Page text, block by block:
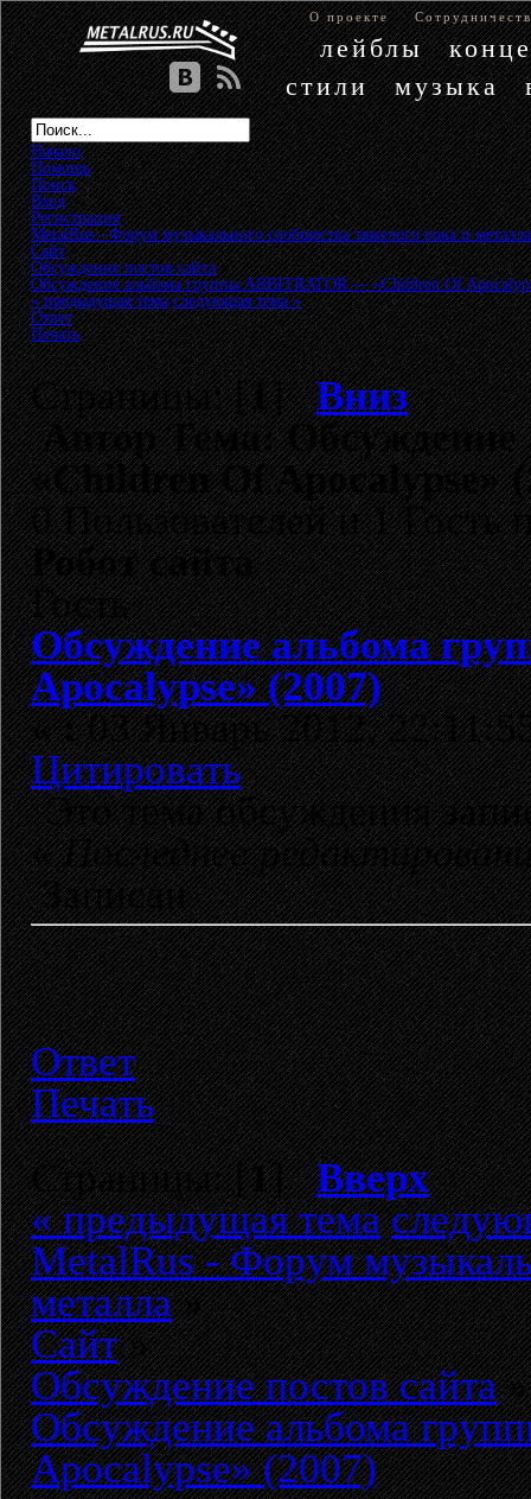
О проекте
лейблы
стили
музыка
Начало
Помощь
Поиск
Вход
Регистрация
MetalRus - Форум музыкального сообщества тяжелого рока и металла
Сайт»
Обсуждение постов сайта»
Обсуждение альбома группы ARBITRATOR — «Children Of
« предыдущая тема следующая тема »
Ответ
Печать
Страницы: [1]Вниз
АвторТема:
«Children Of Apocalypse»
0 Пользователей и 1 Гость
Робот сайта
Гость
Обсуждение альбома
Apocalypse» (2007)
«:03 Январь 2012,
Цитировать
Это тема обсуждения
«Последнее
Записан
Ответ
Печать
Страницы: [1]Вверх
« предыдущая тема
MetalRus - Форум
металла»
Сайт»
Обсуждение постов сайта»
Обсуждение альбома
Apocalypse» (2007)